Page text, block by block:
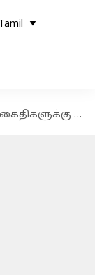
Tamil
அளிக்கப்பட்டதாக குற்றச்சாட்டு: 7 மாநிலங்களில் என்ஐஏ சோதனை